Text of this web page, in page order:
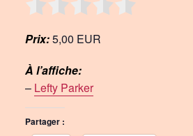
Prix:5,00 EUR
À l’affiche:
– Lefty Parker
Partager :